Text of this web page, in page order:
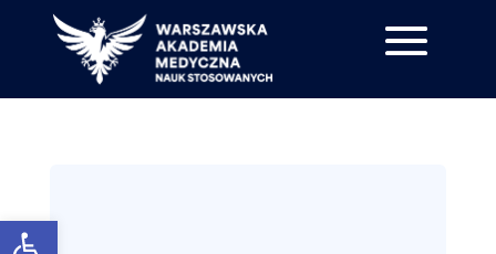
Otwórz pasek narzędzi